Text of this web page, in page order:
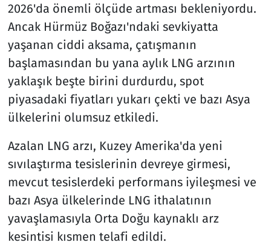
2026'da önemli ölçüde artması bekleniyordu.
Ancak Hürmüz Boğazı'ndaki sevkiyatta
yaşanan ciddi aksama, çatışmanın
başlamasından bu yana aylık LNG arzının
yaklaşık beşte birini durdurdu, spot
piyasadaki fiyatları yukarı çekti ve bazı Asya
ülkelerini olumsuz etkiledi.
Azalan LNG arzı, Kuzey Amerika'da yeni
sıvılaştırma tesislerinin devreye girmesi,
mevcut tesislerdeki performans iyileşmesi ve
bazı Asya ülkelerinde LNG ithalatının
yavaşlamasıyla Orta Doğu kaynaklı arz
kesintisi kısmen telafi edildi.
Televizyon